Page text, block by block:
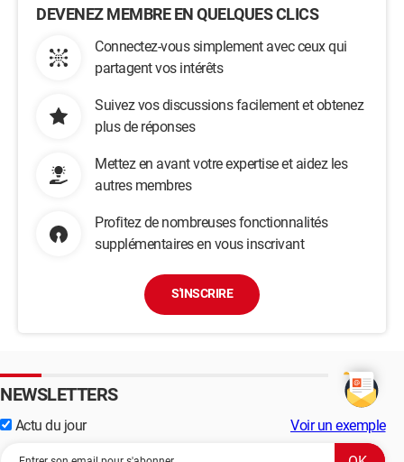
DEVENEZ MEMBRE EN QUELQUES CLICS
Connectez-vous simplement avec ceux qui
partagent vos intérêts
Suivez vos discussions facilement et obtenez
plus de réponses
Mettez en avant votre expertise et aidez les
autres membres
Profitez de nombreuses fonctionnalités
supplémentaires en vous inscrivant
S'INSCRIRE
NEWSLETTERS
Actu du jour Voir un exemple